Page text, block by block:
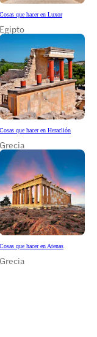
Cosas que hacer en Luxor
Egipto
Cosas que hacer en Heraclión
Grecia
Cosas que hacer en Atenas
Grecia